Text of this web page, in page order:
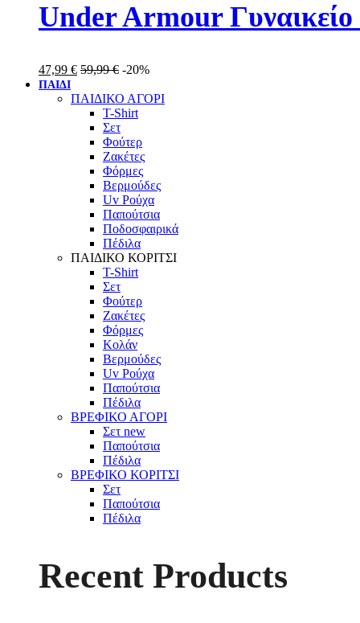
Under Armour
47,99 € 59,99€ -20%
ΠΑΙΔΙ
ΠΑΙΔΙΚΟ ΑΓΟΡΙ
T-Shirt
Σετ
Φούτερ
Ζακέτες
Φόρμες
Βερμούδες
Uv Ρούχα
Παπούτσια
Ποδοσφαιρικά
Πέδιλα
ΠΑΙΔΙΚΟ ΚΟΡΙΤΣΙ
T-Shirt
Σετ
Φούτερ
Ζακέτες
Φόρμες
Κολάν
Βερμούδες
Uv Ρούχα
Παπούτσια
Πέδιλα
ΒΡΕΦΙΚΟ ΑΓΟΡΙ
Σετ new
Παπούτσια
Πέδιλα
ΒΡΕΦΙΚΟ ΚΟΡΙΤΣΙ
Σετ
Παπούτσια
Πέδιλα
Recent Products